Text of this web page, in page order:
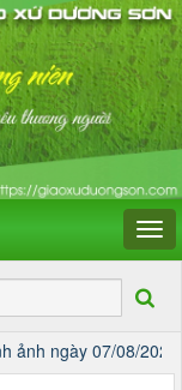
07/08/2026